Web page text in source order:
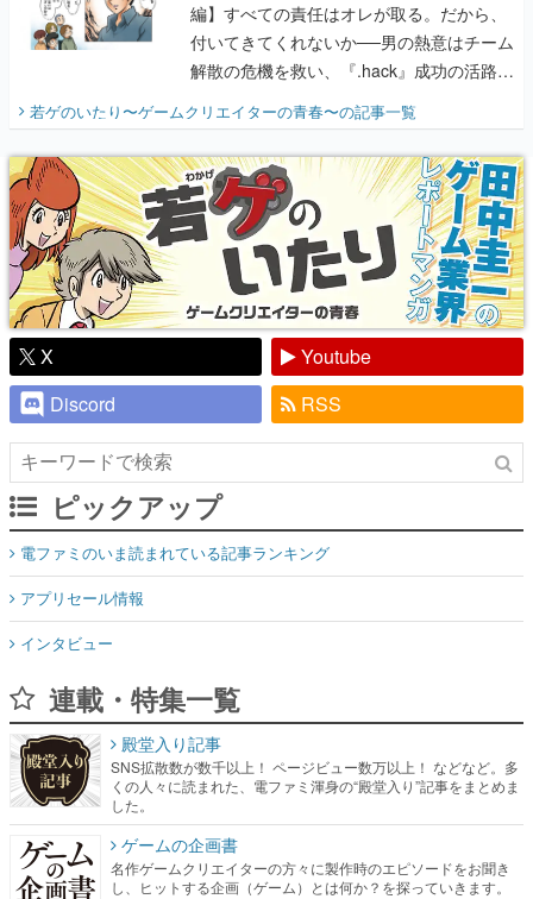
編】すべての責任はオレが取る。だから、
付いてきてくれないか──男の熱意はチーム
解散の危機を救い、『.hack』成功の活路を
開く。業界の快男児・松山 洋に流れる血は
『少年ジャンプ』色だった【若ゲのいた
り】
若ゲのいたり〜ゲームクリエイターの青春〜の記事一覧
X
Youtube
Discord
RSS
ピックアップ
電ファミのいま読まれている記事ランキング
アプリセール情報
インタビュー
連載・特集一覧
殿堂入り記事
SNS拡散数が数千以上！ ページビュー数万以上！ などなど。多
くの人々に読まれた、電ファミ渾身の“殿堂入り”記事をまとめま
した。
ゲームの企画書
名作ゲームクリエイターの方々に製作時のエピソードをお聞き
し、ヒットする企画（ゲーム）とは何か？を探っていきます。